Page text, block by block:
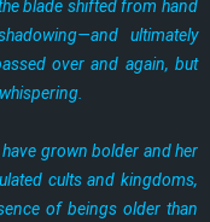
blade shifted from hand
ultimately
over and again, but
grown bolder and her
cults and kingdoms,
of beings older than